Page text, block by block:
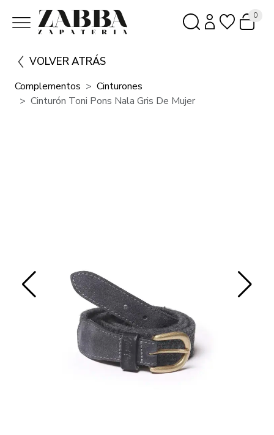
0
VOLVER ATRÁS
Complementos
Cinturones
Cinturón Toni Pons Nala Gris De Mujer